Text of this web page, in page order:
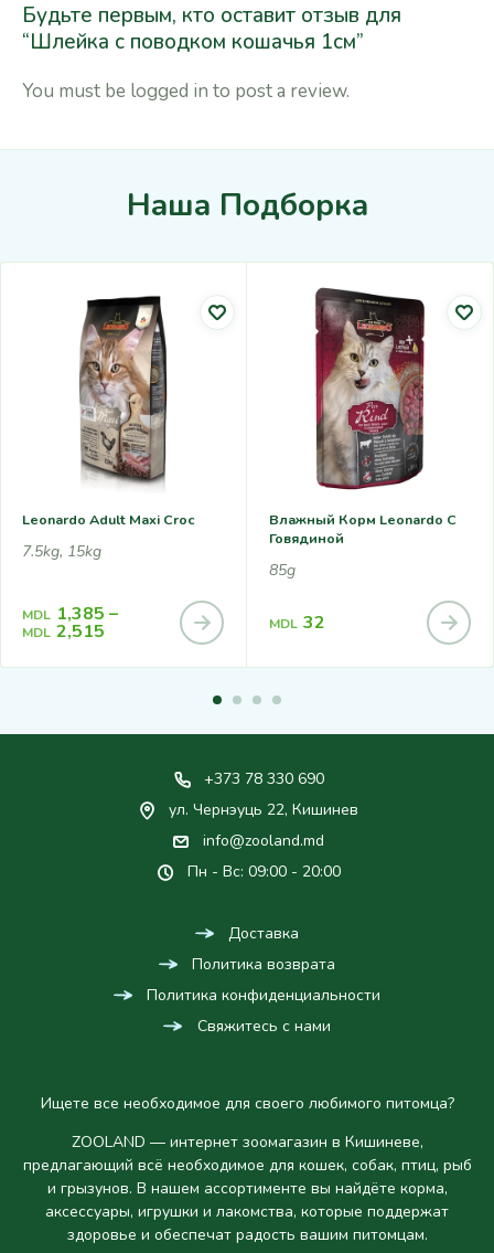
Будьте первым, кто оставит отзыв для
“Шлейка с поводком кошачья 1см”
You must be logged in to post a review.
Наша Подборка
Leonardo Adult Maxi Croc
7.5kg, 15kg
MDL 1,385 –
MDL 2,515
Влажный Корм Leonardo С
Говядиной
85g
MDL 32
+373 78 330 690
ул. Чернэуць 22, Кишинев
info@zooland.md
Пн - Вс: 09:00 - 20:00
Доставка
Политика возврата
Политика конфиденциальности
Свяжитесь с нами
Ищете все необходимое для своего любимого питомца?
ZOOLAND — интернет зоомагазин в Кишиневе,
предлагающий всё необходимое для кошек, собак, птиц, рыб
и грызунов. В нашем ассортименте вы найдёте корма,
аксессуары, игрушки и лакомства, которые поддержат
здоровье и обеспечат радость вашим питомцам.